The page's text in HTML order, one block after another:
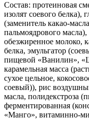
Состав: протеиновая
изолят соевого белка),
(заменитель какао-
пальмоядрового масла),
обезжиренное молоко,
белка, эмульгатор
пищевой «Ванилин»,
карамельная масса
сухое цельное,
соевый)), рис
масла, полидекстроза
ферментированная
«Манго», витаминно-